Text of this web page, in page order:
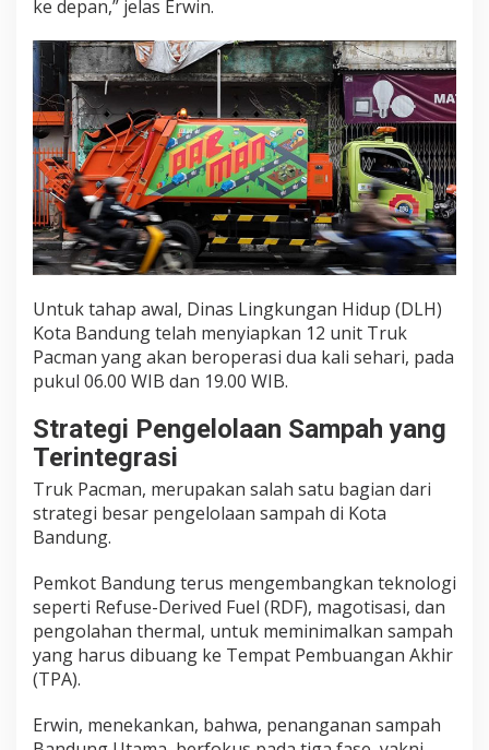
ke depan,” jelas Erwin.
Untuk tahap awal, Dinas Lingkungan Hidup (DLH)
Kota Bandung telah menyiapkan 12 unit Truk
Pacman yang akan beroperasi dua kali sehari, pada
pukul 06.00 WIB dan 19.00 WIB.
Strategi Pengelolaan Sampah yang
Terintegrasi
Truk Pacman, merupakan salah satu bagian dari
strategi besar pengelolaan sampah di Kota
Bandung.
Pemkot Bandung terus mengembangkan teknologi
seperti Refuse-Derived Fuel (RDF), magotisasi, dan
pengolahan thermal, untuk meminimalkan sampah
yang harus dibuang ke Tempat Pembuangan Akhir
(TPA).
Erwin, menekankan, bahwa, penanganan sampah